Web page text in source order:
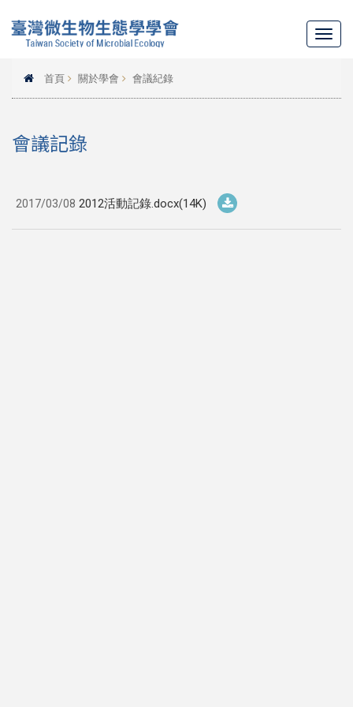
首頁 關於學會 會議紀錄
會議記錄
2017/03/08 2012活動記錄.docx(14K)